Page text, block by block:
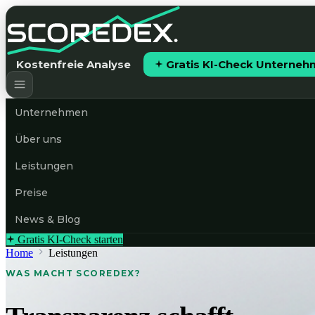
Kostenfreie Analyse Gratis KI-Check
Unternehmen
Über uns
Leistungen
Preise
News & Blog
Gratis KI-Check starten
Home
Leistungen
WAS MACHT SCOREDEX?